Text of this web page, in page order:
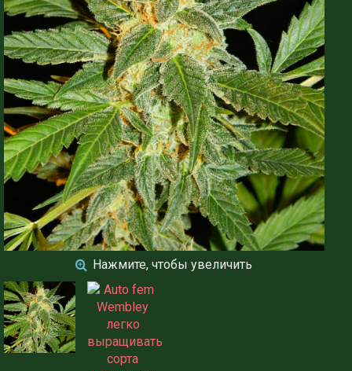
Нажмите, чтобы увеличить